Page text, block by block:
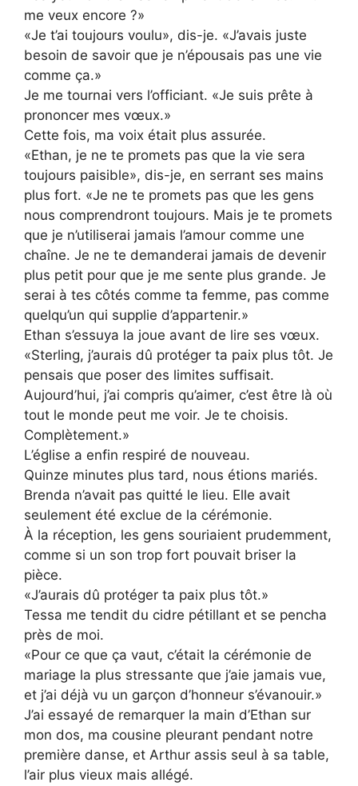
me veux encore ?»
«Je t’ai toujours voulu», dis-je. «J’avais juste
besoin de savoir que je n’épousais pas une vie
comme ça.»
Je me tournai vers l’officiant. «Je suis prête à
prononcer mes vœux.»
Cette fois, ma voix était plus assurée.
«Ethan, je ne te promets pas que la vie sera
toujours paisible», dis-je, en serrant ses mains
plus fort. «Je ne te promets pas que les gens
nous comprendront toujours. Mais je te promets
que je n’utiliserai jamais l’amour comme une
chaîne. Je ne te demanderai jamais de devenir
plus petit pour que je me sente plus grande. Je
serai à tes côtés comme ta femme, pas comme
quelqu’un qui supplie d’appartenir.»
Ethan s’essuya la joue avant de lire ses vœux.
«Sterling, j’aurais dû protéger ta paix plus tôt. Je
pensais que poser des limites suffisait.
Aujourd’hui, j’ai compris qu’aimer, c’est être là où
tout le monde peut me voir. Je te choisis.
Complètement.»
L’église a enfin respiré de nouveau.
Quinze minutes plus tard, nous étions mariés.
Brenda n’avait pas quitté le lieu. Elle avait
seulement été exclue de la cérémonie.
À la réception, les gens souriaient prudemment,
comme si un son trop fort pouvait briser la
pièce.
«J’aurais dû protéger ta paix plus tôt.»
Tessa me tendit du cidre pétillant et se pencha
près de moi.
«Pour ce que ça vaut, c’était la cérémonie de
mariage la plus stressante que j’aie jamais vue,
et j’ai déjà vu un garçon d’honneur s’évanouir.»
J’ai essayé de remarquer la main d’Ethan sur
mon dos, ma cousine pleurant pendant notre
première danse, et Arthur assis seul à sa table,
l’air plus vieux mais allégé.